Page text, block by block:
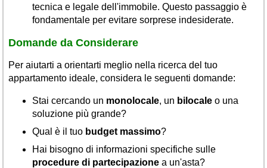
tecnica e legale dell'immobile. Questo passaggio è
fondamentale per evitare sorprese indesiderate.
Domande da Considerare
Per aiutarti a orientarti meglio nella ricerca del tuo
appartamento ideale, considera le seguenti domande:
Stai cercando un monolocale, un bilocale o una
soluzione più grande?
Qual è il tuo budget massimo?
Hai bisogno di informazioni specifiche sulle
procedure di partecipazione a un'asta?